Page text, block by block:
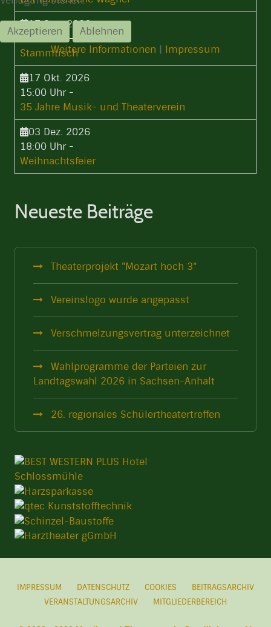
17 Sep. 2026
19:30 Uhr -
Stammtisch
17 Okt. 2026
15:00 Uhr-
35 Jahre Musik- und Theaterverein
03 Dez. 2026
18:00 Uhr-
Weihnachtsfeier
Neueste Beiträge
Theaterprojekt "Mozart hoch 3"
Vereinslogo wurde angepasst
Verschmelzungsvertrag unterzeichnet
Wahlprogramme der Parteien zur
Landtagswahl 2026 in Sachsen-Anhalt
26. regionales Schülertheatertreffen
IMPRESSUM DATENSCHUTZ COOKIES
BEITRAGSARCHIV
VERANSTALTUNGSARCHIV
MITGLIEDERBEREICH
Akzeptieren
Ablehnen
Weitere Informationen | Impressum